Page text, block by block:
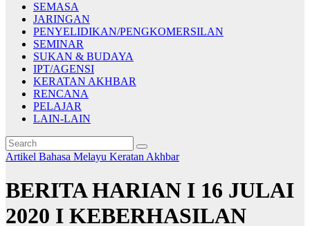
SEMASA
JARINGAN
PENYELIDIKAN/PENGKOMERSILAN
SEMINAR
SUKAN & BUDAYA
IPT/AGENSI
KERATAN AKHBAR
RENCANA
PELAJAR
LAIN-LAIN
Artikel Bahasa Melayu Keratan Akhbar
BERITA HARIAN I 16 JULAI
2020 I KEBERHASILAN